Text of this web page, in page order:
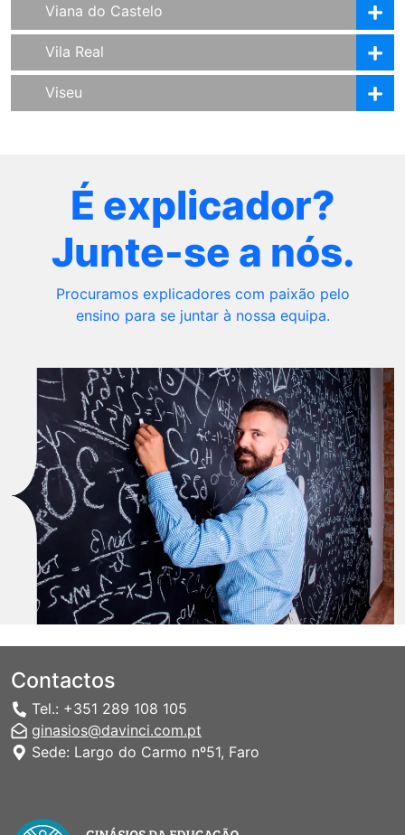
Viana do Castelo
Vila Real
Viseu
É explicador?
Junte-se a nós.
Procuramos explicadores com paixão pelo
ensino para se juntar à nossa equipa.
Contactos
Tel.: +351 289 108 105
ginasios@davinci.com.pt
Sede: Largo do Carmo nº51, Faro